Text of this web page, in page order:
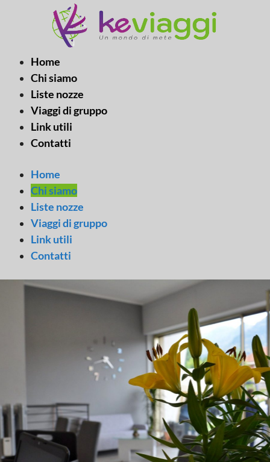
Home
Chi siamo
Liste nozze
Viaggi di gruppo
Link utili
Contatti
Home
Chi siamo
Liste nozze
Viaggi di gruppo
Link utili
Contatti